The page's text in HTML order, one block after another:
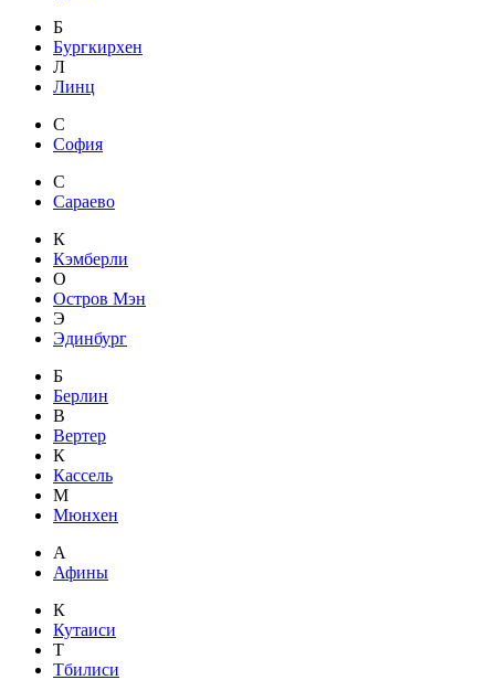
Б
Бургкирхен
Л
Линц
С
София
С
Сараево
К
Кэмберли
О
Остров Мэн
Э
Эдинбург
Б
Берлин
В
Вертер
К
Кассель
М
Мюнхен
А
Афины
К
Кутаиси
Т
Тбилиси